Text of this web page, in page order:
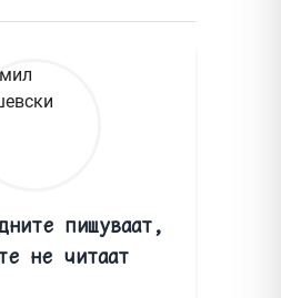
пишуваат,
не читаат